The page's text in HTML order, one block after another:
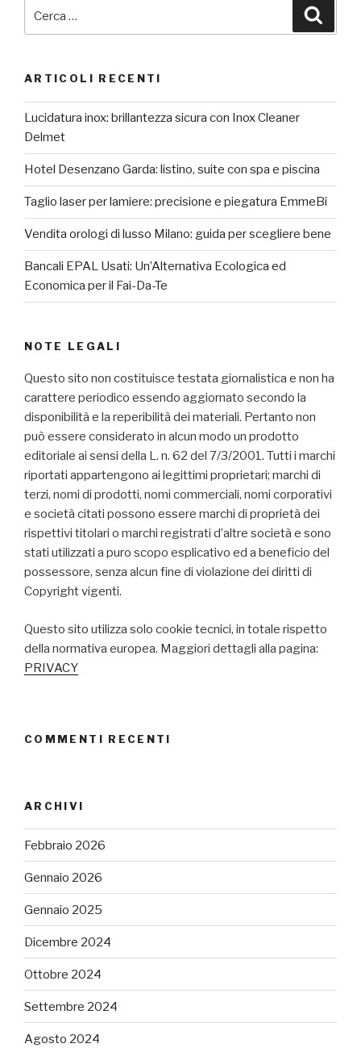
ARTICOLI RECENTI
Lucidatura inox: brillantezza sicura con Inox Cleaner
Delmet
Hotel Desenzano Garda: listino, suite con spa e piscina
Taglio laser per lamiere: precisione e piegatura EmmeBi
Vendita orologi di lusso Milano: guida per scegliere bene
Bancali EPAL Usati: Un’Alternativa Ecologica ed
Economica per il Fai-Da-Te
NOTE LEGALI
Questo sito non costituisce testata giornalistica e non ha
carattere periodico essendo aggiornato secondo la
disponibilità e la reperibilità dei materiali. Pertanto non
può essere considerato in alcun modo un prodotto
editoriale ai sensi della L. n. 62 del 7/3/2001. Tutti i marchi
riportati appartengono ai legittimi proprietari; marchi di
terzi, nomi di prodotti, nomi commerciali, nomi corporativi
e società citati possono essere marchi di proprietà dei
rispettivi titolari o marchi registrati d’altre società e sono
stati utilizzati a puro scopo esplicativo ed a beneficio del
possessore, senza alcun fine di violazione dei diritti di
Copyright vigenti.
Questo sito utilizza solo cookie tecnici, in totale rispetto
della normativa europea. Maggiori dettagli alla pagina:
PRIVACY
COMMENTI RECENTI
ARCHIVI
Febbraio 2026
Gennaio 2026
Gennaio 2025
Dicembre 2024
Ottobre 2024
Settembre 2024
Agosto 2024